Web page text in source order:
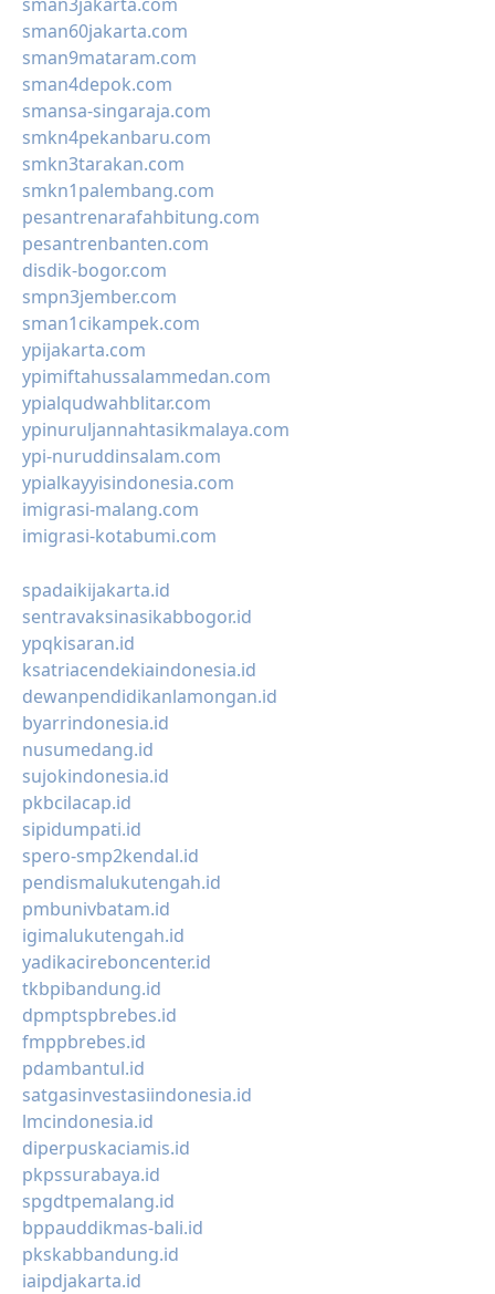
sman60jakarta.com
sman9mataram.com
sman4depok.com
smansa-singaraja.com
smkn4pekanbaru.com
smkn3tarakan.com
smkn1palembang.com
pesantrenarafahbitung.com
pesantrenbanten.com
disdik-bogor.com
smpn3jember.com
sman1cikampek.com
ypijakarta.com
ypimiftahussalammedan.com
ypialqudwahblitar.com
ypinuruljannahtasikmalaya.com
ypi-nuruddinsalam.com
ypialkayyisindonesia.com
imigrasi-malang.com
imigrasi-kotabumi.com
spadaikijakarta.id
sentravaksinasikabbogor.id
ypqkisaran.id
ksatriacendekiaindonesia.id
dewanpendidikanlamongan.id
byarrindonesia.id
nusumedang.id
sujokindonesia.id
pkbcilacap.id
sipidumpati.id
spero-smp2kendal.id
pendismalukutengah.id
pmbunivbatam.id
igimalukutengah.id
yadikacireboncenter.id
tkbpibandung.id
dpmptspbrebes.id
fmppbrebes.id
pdambantul.id
satgasinvestasiindonesia.id
lmcindonesia.id
diperpuskaciamis.id
pkpssurabaya.id
spgdtpemalang.id
bppauddikmas-bali.id
pkskabbandung.id
iaipdjakarta.id